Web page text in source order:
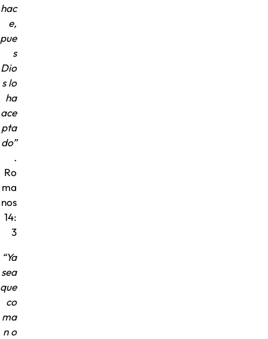
hac
e,
pue
s
Dio
s lo
ha
ace
pta
do”
.
Ro
ma
nos
14:
3
“Ya
sea
que
co
ma
n o